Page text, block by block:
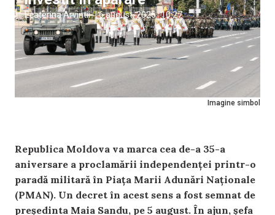
Imagine simbol
Ecaterina Arvintii |6 august, 2026 10:27
Republica Moldova va marca cea de-a 35-a
aniversare a proclamării independenței printr-o
paradă militară în Piața Marii Adunări Naționale
(PMAN). Un decret în acest sens a fost semnat de
președinta Maia Sandu, pe 5 august. În ajun, șefa